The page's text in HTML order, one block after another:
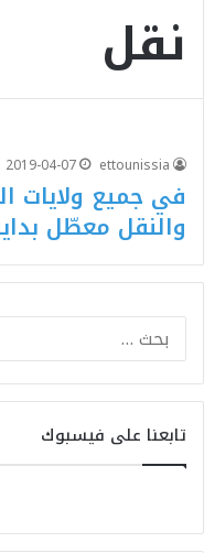
نقل
ettounissia
2019-04-07
في جميع ولايات
والنقل معطّل
تابعنا على فيسبوك